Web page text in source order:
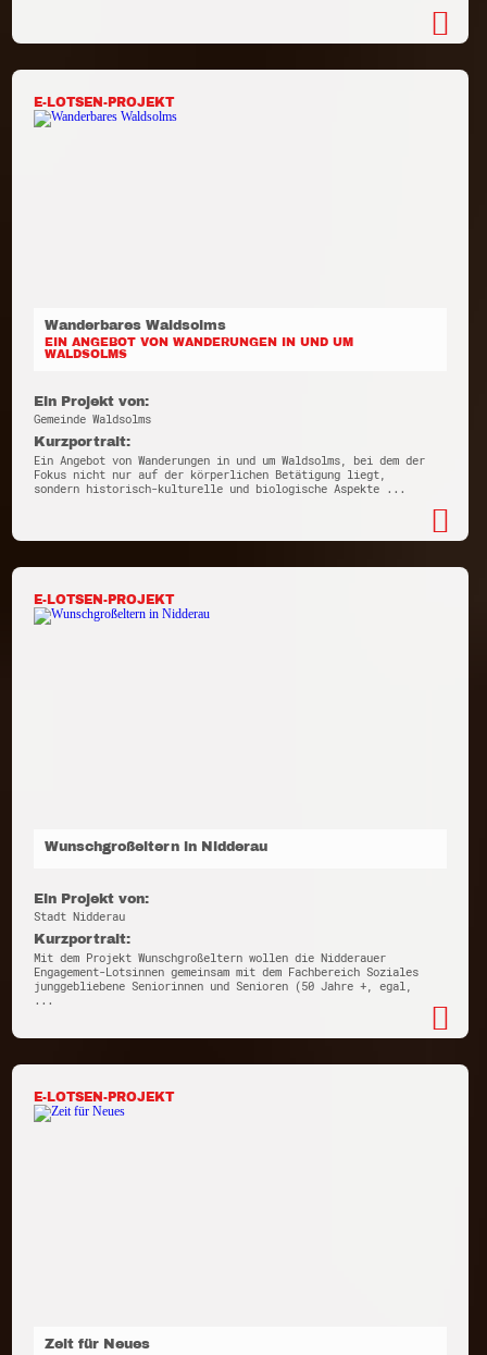
E-LOTSEN-PROJEKT
Wanderbares Waldsolms
EIN ANGEBOT VON WANDERUNGEN IN UND UM
WALDSOLMS
Ein Projekt von:
Gemeinde Waldsolms
Kurzportrait:
Ein Angebot von Wanderungen in und um Waldsolms, bei dem der
Fokus nicht nur auf der körperlichen Betätigung liegt,
sondern historisch-kulturelle und biologische Aspekte ...
E-LOTSEN-PROJEKT
Wunschgroßeltern in Nidderau
Ein Projekt von:
Stadt Nidderau
Kurzportrait:
Mit dem Projekt Wunschgroßeltern wollen die Nidderauer
Engagement-Lotsinnen gemeinsam mit dem Fachbereich Soziales
junggebliebene Seniorinnen und Senioren (50 Jahre +, egal,
...
E-LOTSEN-PROJEKT
Zeit für Neues